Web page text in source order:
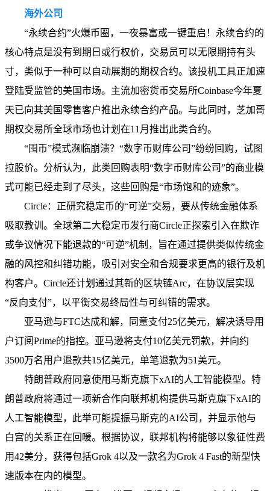
海外公司
“永续合约”火爆币圈，一夜暴富或一键重启！永续合约的
核心特点是没有到期日或行权价，交易员可以无限期持有头
寸，类似于一种可以自动展期的期权合约。该投机工具正加速
登陆受监管的美国市场。主流加密货币交易所Coinbase今年夏
天已向其美国零售客户推出永续合约产品。与此同时，芝加哥
期权交易所全球市场也计划在11月推出此类合约。
“囤币”模式濒临崩溃？“数字币财库公司”纷纷回购，试图
拉股价。分析认为，此类回购表明“数字币财库公司”的商业模
式可能已经走到了尽头，这些回购是“市场饱和的迹象”。
Circle：正研究稳定币的“可逆”交易，要从传统金融体系
吸取教训。全球第二大稳定币发行商Circle正探索引入在欺诈
或争议情况下能退款的“可逆”机制，旨在通过提供类似传统金
融的风控和纠错功能，吸引对安全和合规要求更高的银行及机
构客户。Circle还计划通过其新的区块链Arc，在协议层实现
“反向支付”，以平衡交易终局性与可纠错的需求。
亚马逊与FTC达成和解，同意支付25亿美元，解决诱导用
户订阅Prime的指控。亚马逊将支付10亿美元罚款，并向约
3500万名用户退款共15亿美元，单笔退款为51美元。
特朗普政府同意使用马斯克旗下xAI的人工智能模型。特
朗普政府将通过一项新合作向联邦机构提供马斯克旗下xAI的
人工智能模型，此举可能提振马斯克的AI公司，并显示他与
白宫的关系正在回暖。根据协议，联邦机构将能够以象征性费
用42美分，获得包括Grok 4以及一款名为Grok 4 Fast的新型快
速版本在内的模型。